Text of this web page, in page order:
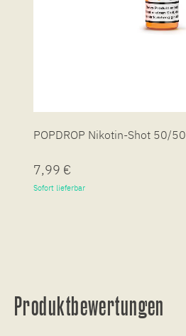
POPDROP Nikotin-Shot 50/50
7,99 €
Sofort lieferbar
Produktbewertungen